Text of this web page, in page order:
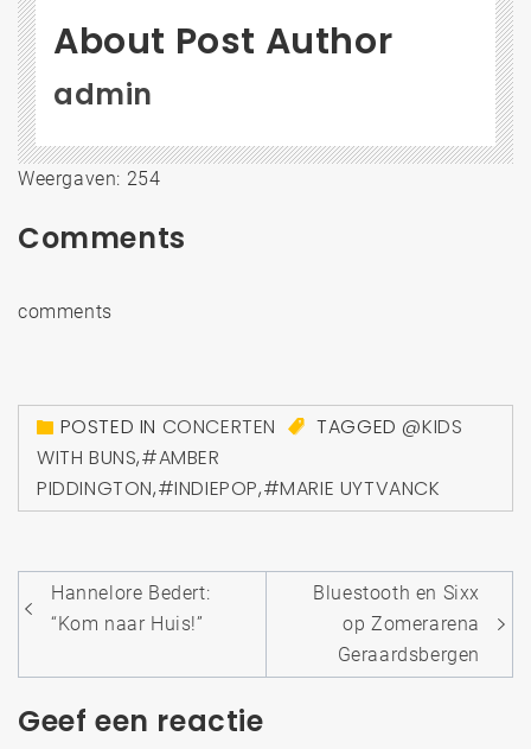
About Post Author
admin
Weergaven: 254
Comments
comments
POSTED IN CONCERTEN TAGGED@KIDS
WITH BUNS,#AMBER
PIDDINGTON,#INDIEPOP,#MARIE UYTVANCK
Bericht
navigatie
Hannelore Bedert:
“Kom naar Huis!”
Bluestooth en Sixx
op Zomerarena
Geraardsbergen
Geef een reactie